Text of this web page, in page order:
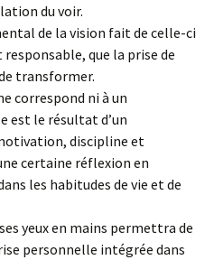
du voir.
de la vision fait de celle-ci
que la prise de
transformer.
ni à un
est le résultat d’un
discipline et
certaine réflexion en
les habitudes de vie et de
en mains permettra de
personnelle intégrée dans